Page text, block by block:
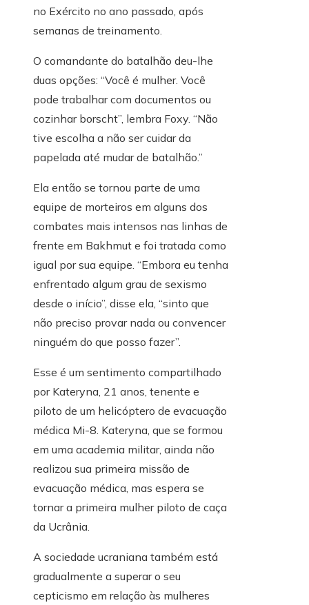
no Exército no ano passado, após
semanas de treinamento.
O comandante do batalhão deu-lhe
duas opções: “Você é mulher. Você
pode trabalhar com documentos ou
cozinhar borscht”, lembra Foxy. “Não
tive escolha a não ser cuidar da
papelada até mudar de batalhão.”
Ela então se tornou parte de uma
equipe de morteiros em alguns dos
combates mais intensos nas linhas de
frente em Bakhmut e foi tratada como
igual por sua equipe. “Embora eu tenha
enfrentado algum grau de sexismo
desde o início”, disse ela, “sinto que
não preciso provar nada ou convencer
ninguém do que posso fazer”.
Esse é um sentimento compartilhado
por Kateryna, 21 anos, tenente e
piloto de um helicóptero de evacuação
médica Mi-8. Kateryna, que se formou
em uma academia militar, ainda não
realizou sua primeira missão de
evacuação médica, mas espera se
tornar a primeira mulher piloto de caça
da Ucrânia.
A sociedade ucraniana também está
gradualmente a superar o seu
cepticismo em relação às mulheres